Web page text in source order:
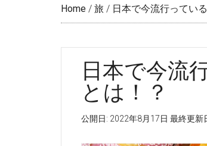
Home / 旅 / 日本で今流行ってい
日本で今流
とは！？
公開日: 2022年8月17日 最終更新